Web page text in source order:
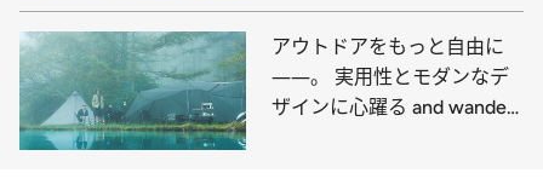
アウトドアをもっと自由に
――。 実用性とモダンなデ
ザインに心躍る and wander